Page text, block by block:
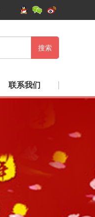
搜索
联系我们